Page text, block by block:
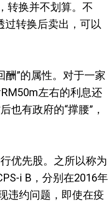
转换并不划算。不
过转换后卖出，可以
酬”的属性。对于一家
左右的利息还
也有政府的“撑腰”，
优先股。之所以称为
i B，分别在2016年
违约问题，即使在疫